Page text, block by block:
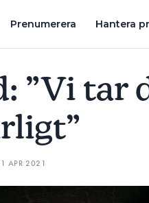
Prenumerera Hantera
”Vi tar
1 APR 2021
VÄRT ATT SATSA PÅ